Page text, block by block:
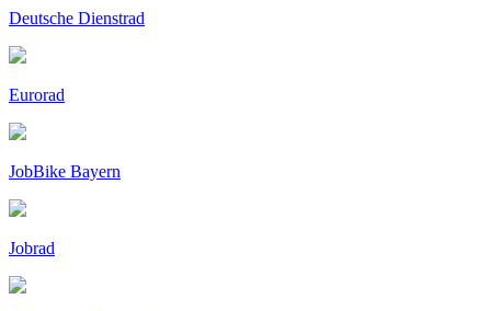
Deutsche Dienstrad
Eurorad
JobBike Bayern
Jobrad